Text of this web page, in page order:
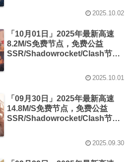
2025.10.02
「10月01日」2025年最新高速
8.2M/S免费节点，免费公益
SSR/Shadowrocket/Clash节
2025.10.01
「09月30日」2025年最新高速
14.8M/S免费节点，免费公益
SSR/Shadowrocket/Clash节
2025.09.30